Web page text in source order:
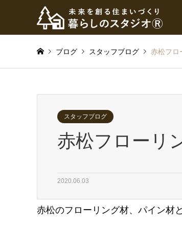
ブログ スタッフブログ 赤松フロ
スタッフブログ
赤松フローリ
2020.06.03
赤松のフローリング材、パイン材